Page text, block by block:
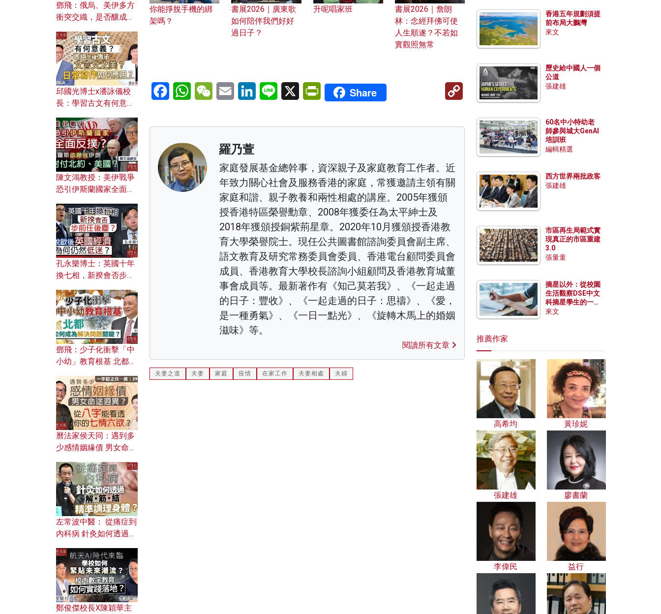
你能掙脫手機的綁
架嗎？
書展2026｜廣東歌
如何陪伴我們好好
過日子？
升呢唱家班
書展2026｜詹朗
林：念經拜佛可使
人生順遂？不若如
實觀照無常
FacebookWhatsAppWeChatEmail LinkedInLine X PrintFriendly
Share
Copy
羅乃萱
家庭發展基金總幹事，資深親子及家庭教育工作者。近
年致力關心社會及服務香港的家庭，常獲邀請主領有關
家庭和諧、親子教養和兩性相處的講座。2005年獲頒
授香港特區榮譽勳章、2008年獲委任為太平紳士及
2018年獲頒授銅紫荊星章。2020年10月獲頒授香港教
育大學榮譽院士。現任公共圖書館諮詢委員會副主席、
語文教育及研究常務委員會委員、香港電台顧問委員會
成員、香港教育大學校長諮詢小組顧問及香港教育城董
事會成員等。最新著作有《知己莫若我》、《一起走過
的日子：豐收》、《一起走過的日子：思禱》、《愛，
是一種勇氣》、《一日一點光》、《旋轉木馬上的婚姻
滋味》等。
閱讀所有文章
夫妻之道 夫妻 家庭 疫情 在家工作 夫妻相處 夫婦
鄧飛：俄烏、美伊多方
衝突交織，是否釀成世
風險攻擊美軍，背後有
何盤算？
邱國光博士x潘詠儀校
長：學習古文有何意
文之美？ 日常寫作如何
應用？
陳文鴻教授：美伊戰爭
恐引伊斯蘭國家全面反
對付北約美國？
孔永樂博士：英國十年
換七相，新揆會否步前
濟為何仍然低迷？
鄧飛：少子化衝擊「中
小幼」教育根基 北都如
曆法家侯天同：遇到多
少感情姻緣債 男女命途
的七情六欲？
左常波中醫： 從痛症到
內科病 針灸如何透過解
鄭俊傑校長X陳穎華主
香港五年規劃須提
前布局大鵬灣
來文
歷史給中國人一個
公道
張建雄
60名中小特幼老
師參與城大GenAI
培訓班
編輯精選
西方世界兩批政客
張建雄
市區再生局範式實
現真正的市區重建
3.0
張量童
摘星以外：從校園
生活觀察DSE中文
科摘星學生的一點
特質
來文
推薦作家
高希均 黃珍妮
張建雄 廖書蘭
李偉民 益行